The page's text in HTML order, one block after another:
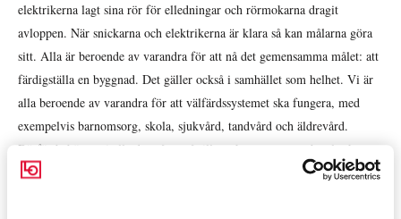
elektrikerna lagt sina rör för elledningar och rörmokarna dragit
avloppen. När snickarna och elektrikerna är klara så kan målarna göra
sitt. Alla är beroende av varandra för att nå det gemensamma målet: att
färdigställa en byggnad. Det gäller också i samhället som helhet. Vi är
alla beroende av varandra för att välfärdssystemet ska fungera, med
exempelvis barnomsorg, skola, sjukvård, tandvård och äldrevård.
Därför behöver vi alla dra vårt strå till stacken genom att betala skatt
och att det finns de som vill arbeta inom dessa branscher.